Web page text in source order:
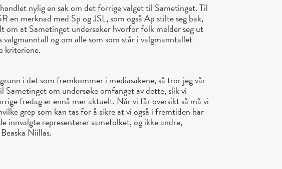
nylig en sak om det forrige valget til Sametinget. Til
en merknad med Sp og JSL, som også Ap stilte seg bak,
om at Sametinget undersøker hvorfor folk melder seg ut
valgmanntall og om alle som som står i valgmanntallet
kriteriene.
i det som fremkommer i mediasakene, så tror jeg vår
Sametinget om undersøke omfanget av dette, slik vi
fredag er ennå mer aktuelt. Når vi får oversikt så må vi
grep som kan tas for å sikre at vi også i fremtiden har
innvalgte representerer samefolket, og ikke andre,
Niillas.